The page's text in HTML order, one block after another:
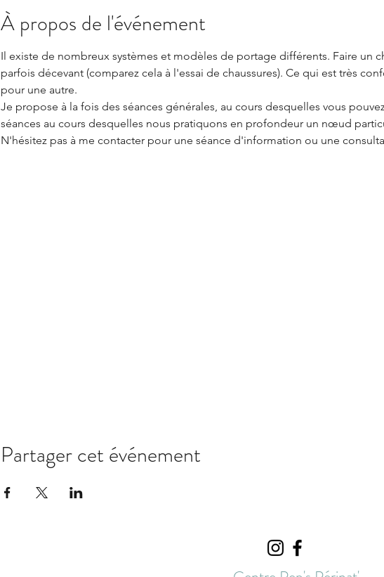
À propos de l'événement
Il existe de nombreux systèmes et modèles de portage différents. Faire un
parfois décevant (comparez cela à l'essai de chaussures). Ce qui est très
pour une autre.
Je propose à la fois des séances générales, au cours desquelles vous
séances au cours desquelles nous pratiquons en profondeur un nœud
N'hésitez pas à me contacter pour une séance d'information ou une
Partager cet événement